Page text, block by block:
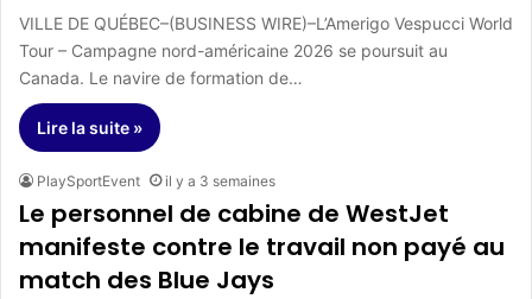
VILLE DE QUÉBEC–(BUSINESS WIRE)–L’Amerigo Vespucci World
Tour – Campagne nord-américaine 2026 se poursuit au
Canada. Le navire de formation de…
Lire la suite »
PlaySportEvent il y a 3 semaines
Le personnel de cabine de WestJet
manifeste contre le travail non payé au
match des Blue Jays